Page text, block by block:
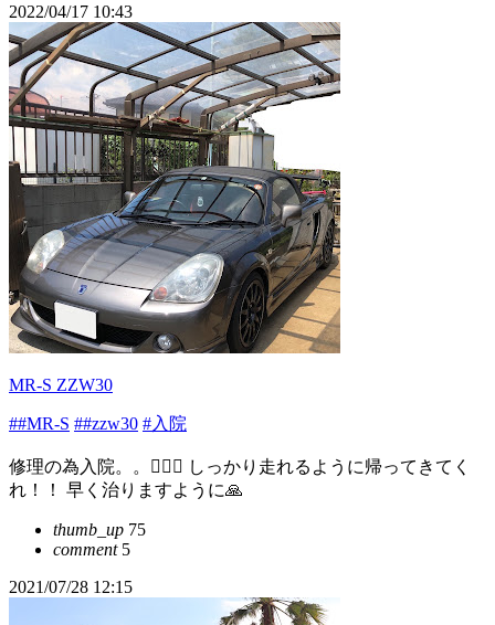
2022/04/17 10:43
MR-S ZZW30
##MR-S ##zzw30 #入院
修理の為入院。。🤦🏻‍♀️ しっかり走れるように帰ってきてく
れ！！ 早く治りますように🙏
thumb_up 75
comment5
2021/07/28 12:15